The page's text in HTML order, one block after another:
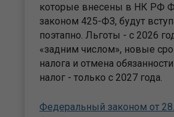
которые внесены в НК РФ
законом 425-ФЗ, будут
поэтапно. Льготы - с 2026
«задним числом», новые
налога и отмена
налог - только с 2027 года.
Федеральный законом от